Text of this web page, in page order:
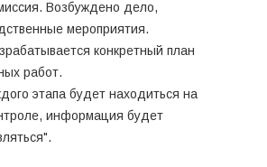
Возбуждено дело,
мероприятия.
конкретный план
работ.
этапа будет находиться на
информация будет